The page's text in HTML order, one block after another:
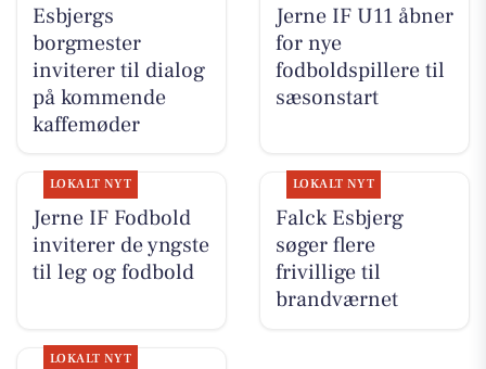
Esbjergs
borgmester
inviterer til dialog
på kommende
kaffemøder
Jerne IF U11 åbner
for nye
fodboldspillere til
sæsonstart
LOKALT NYT
Jerne IF Fodbold
inviterer de yngste
til leg og fodbold
LOKALT NYT
Falck Esbjerg
søger flere
frivillige til
brandværnet
LOKALT NYT